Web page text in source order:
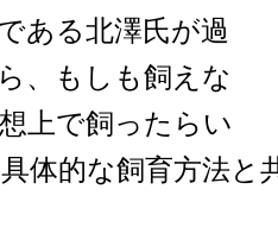
ある北澤氏が過
、もしも飼えな
上で飼ったらい
体的な飼育方法と